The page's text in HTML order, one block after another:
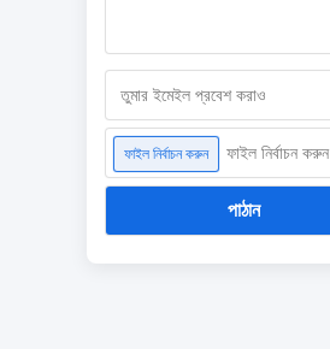
ফাইল নির্বাচন করুন ফাইল নির্বাচন করুন
পাঠান